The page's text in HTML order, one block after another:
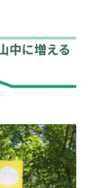
中に増える